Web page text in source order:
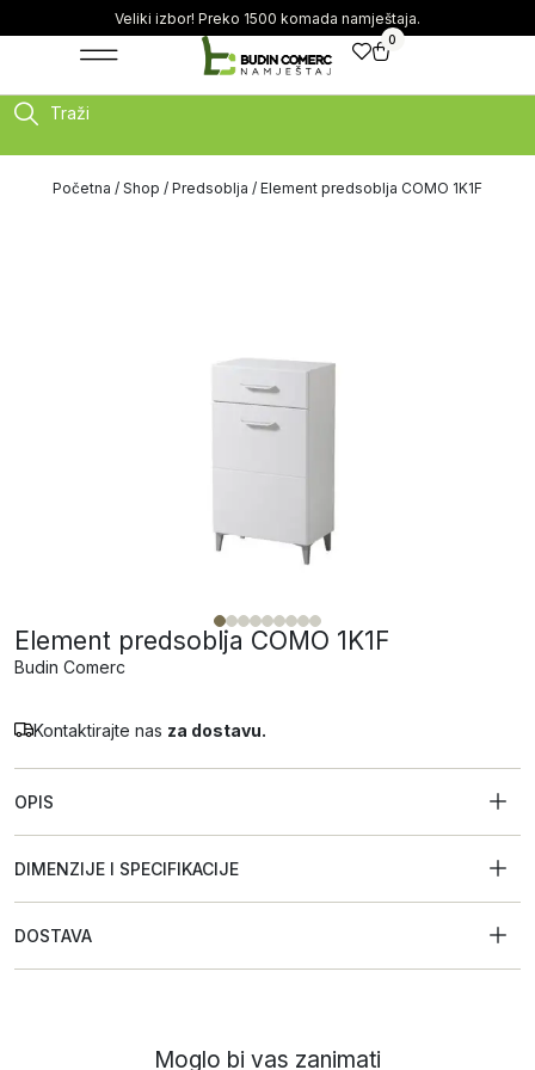
Veliki izbor! Preko 1500 komada namještaja.
0
Traži
Početna / Shop / Predsoblja / Element predsoblja COMO 1K1F
Element predsoblja COMO 1K1F
Budin Comerc
Kontaktirajte nas za dostavu.
OPIS
DIMENZIJE I SPECIFIKACIJE
DOSTAVA
Moglo bi vas zanimati